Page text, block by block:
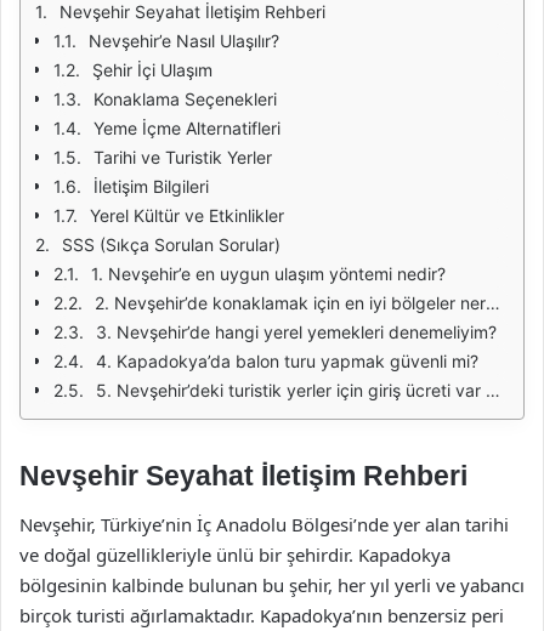
Nevşehir Seyahat İletişim Rehberi
Nevşehir’e Nasıl Ulaşılır?
Şehir İçi Ulaşım
Konaklama Seçenekleri
Yeme İçme Alternatifleri
Tarihi ve Turistik Yerler
İletişim Bilgileri
Yerel Kültür ve Etkinlikler
SSS (Sıkça Sorulan Sorular)
1. Nevşehir’e en uygun ulaşım yöntemi nedir?
2. Nevşehir’de konaklamak için en iyi bölgeler nerelerdir?
3. Nevşehir’de hangi yerel yemekleri denemeliyim?
4. Kapadokya’da balon turu yapmak güvenli mi?
5. Nevşehir’deki turistik yerler için giriş ücreti var mı?
Nevşehir Seyahat İletişim Rehberi
Nevşehir, Türkiye’nin İç Anadolu Bölgesi’nde yer alan tarihi
ve doğal güzellikleriyle ünlü bir şehirdir. Kapadokya
bölgesinin kalbinde bulunan bu şehir, her yıl yerli ve yabancı
birçok turisti ağırlamaktadır. Kapadokya’nın benzersiz peri